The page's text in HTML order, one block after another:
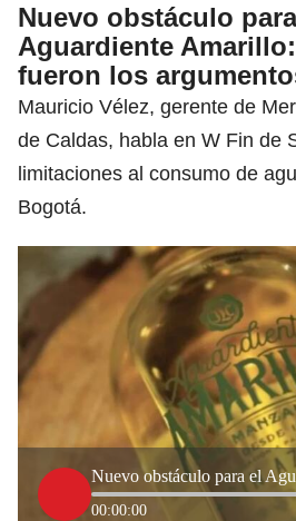
Nuevo obstáculo
Aguardiente
fueron los
Mauricio Vélez, gerente de
de Caldas, habla en W Fin de
limitaciones al consumo de
Bogotá.
00:00:00